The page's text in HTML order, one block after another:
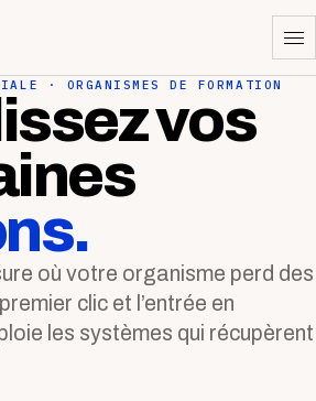
· ORGANISMES DE FORMATION
vos
où votre organisme perd des
clic et l’entrée en
les systèmes qui récupèrent